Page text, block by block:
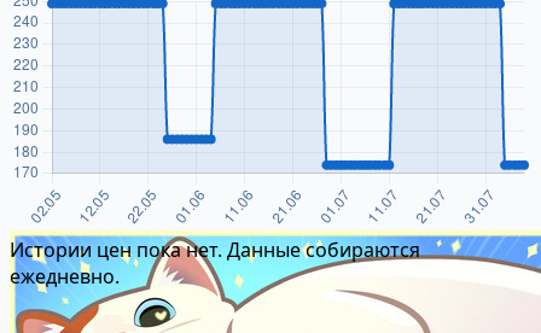
Истории цен пока нет. Данные собираются
ежедневно.